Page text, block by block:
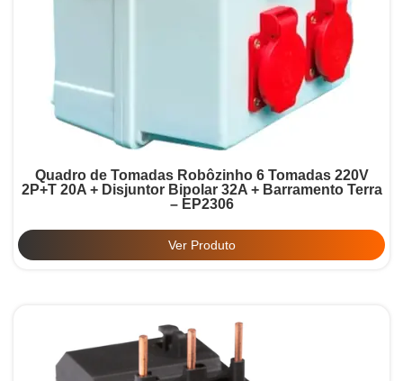
Quadro de Tomadas Robôzinho 6 Tomadas 220V
2P+T 20A + Disjuntor Bipolar 32A + Barramento Terra
– EP2306
Ver Produto